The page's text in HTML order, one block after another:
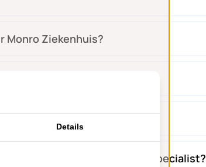
Monro Ziekenhuis?
arts of verpleegkundig specialist?
Details